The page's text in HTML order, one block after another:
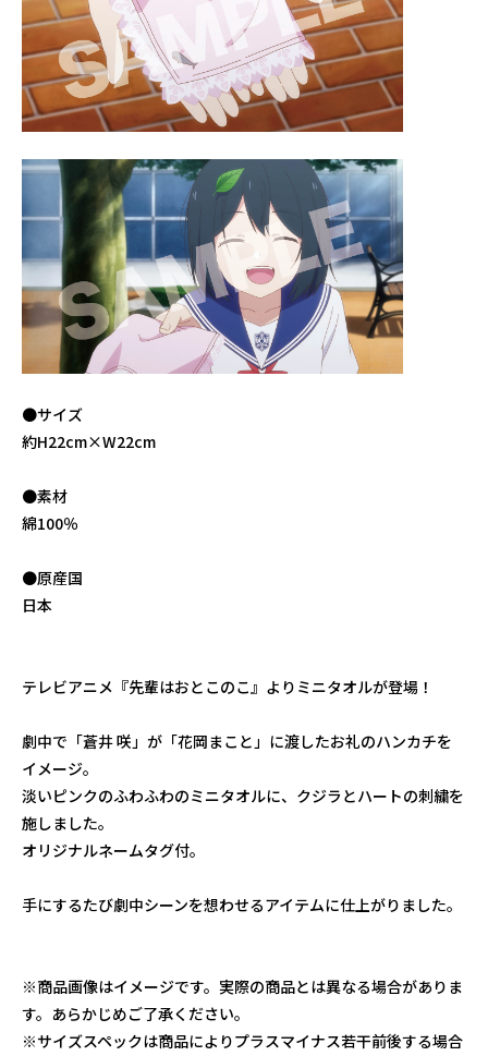
●サイズ
約H22cm×W22cm
●素材
綿100％
●原産国
日本
テレビアニメ『先輩はおとこのこ』よりミニタオルが登場！
劇中で「蒼井 咲」が「花岡まこと」に渡したお礼のハンカチを
イメージ。
淡いピンクのふわふわのミニタオルに、クジラとハートの刺繍を
施しました。
オリジナルネームタグ付。
手にするたび劇中シーンを想わせるアイテムに仕上がりました。
※商品画像はイメージです。実際の商品とは異なる場合がありま
す。あらかじめご了承ください。
※サイズスペックは商品によりプラスマイナス若干前後する場合